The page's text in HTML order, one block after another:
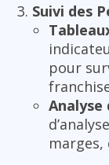
Suivi des
pour
Analyse
marges,